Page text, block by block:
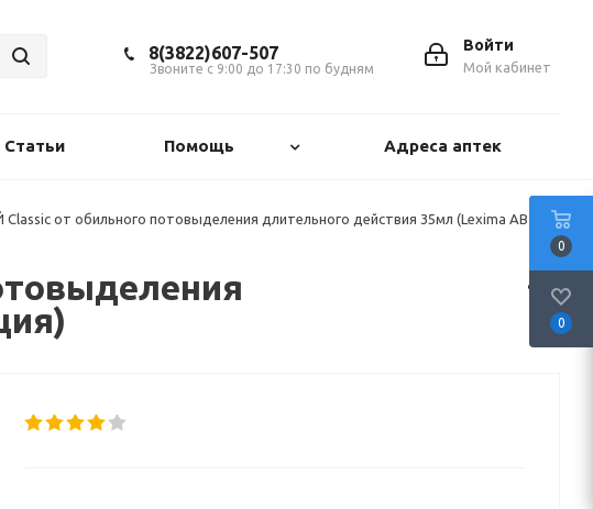
Войти
Мой кабинет
8(3822)607-507
Звоните с 9:00 до 17:30 по будням
Статьи Помощь Адреса аптек
от обильного потовыделения длительного действия 35мл (Lexima AB SE/
0
0